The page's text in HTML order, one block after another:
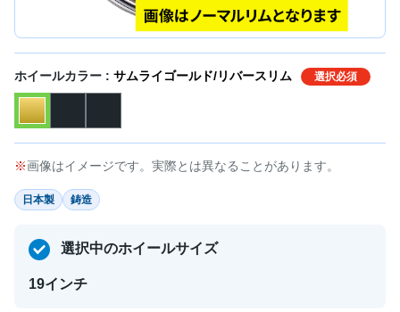
ホイールカラー : サムライゴールド/リバースリム 選択必須
画像はイメージです。実際とは異なることがあります。
日本製 鋳造
選択中のホイールサイズ
19インチ